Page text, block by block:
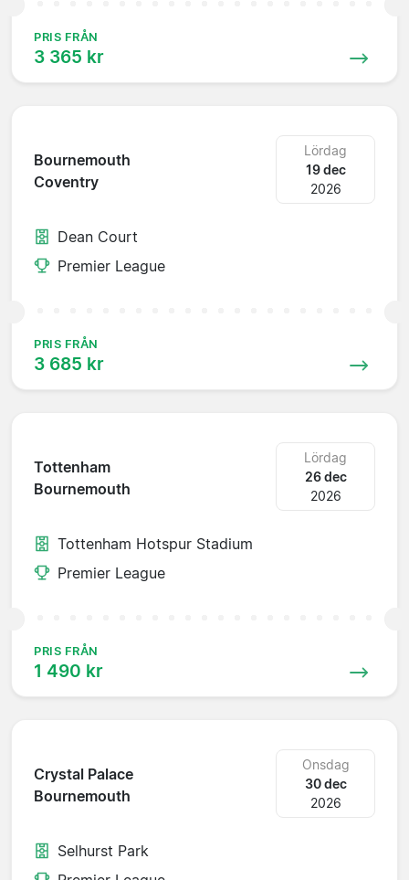
PRIS FRÅN
3 365 kr
Bournemouth
Coventry
Lördag
19 dec
2026
Dean Court
Premier League
PRIS FRÅN
3 685 kr
Tottenham
Bournemouth
Lördag
26 dec
2026
Tottenham Hotspur Stadium
Premier League
PRIS FRÅN
1 490 kr
Crystal Palace
Bournemouth
Onsdag
30 dec
2026
Selhurst Park